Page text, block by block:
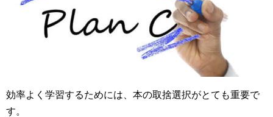
効率よく学習するためには、本の取捨選択がとても重要で
す。